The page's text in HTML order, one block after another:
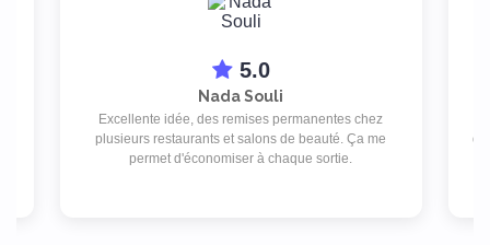
5.0
Nada Souli
Excellente idée, des remises permanentes chez
plusieurs restaurants et salons de beauté. Ça me
permet d'économiser à chaque sortie.